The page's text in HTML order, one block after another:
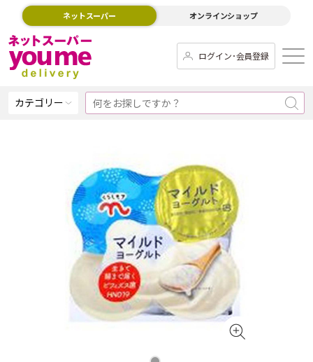
ネットスーパー オンラインショップ
ログイン･会員登録
カテゴリー